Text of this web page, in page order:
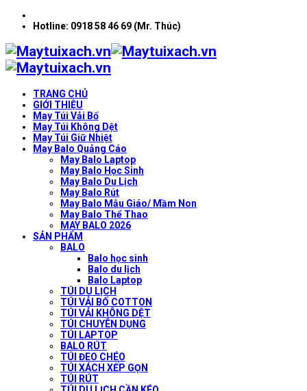
Hotline: 0918 58 46 69 (Mr. Thúc)
TRANG CHỦ
GIỚI THIỆU
May Túi Vải Bố
May Túi Không Dệt
May Túi Giữ Nhiệt
May Balo Quảng Cáo
May Balo Laptop
May Balo Học Sinh
May Balo Du Lịch
May Balo Rút
May Balo Mẫu Giáo/ Mầm Non
May Balo Thể Thao
MAY BALO 2026
SẢN PHẨM
BALO
Balo học sinh
Balo du lịch
Balo Laptop
TÚI DU LỊCH
TÚI VẢI BỐ COTTON
TÚI VẢI KHÔNG DỆT
TÚI CHUYÊN DỤNG
TÚI LAPTOP
BALO RÚT
TÚI ĐEO CHÉO
TÚI XÁCH XẾP GỌN
TÚI RÚT